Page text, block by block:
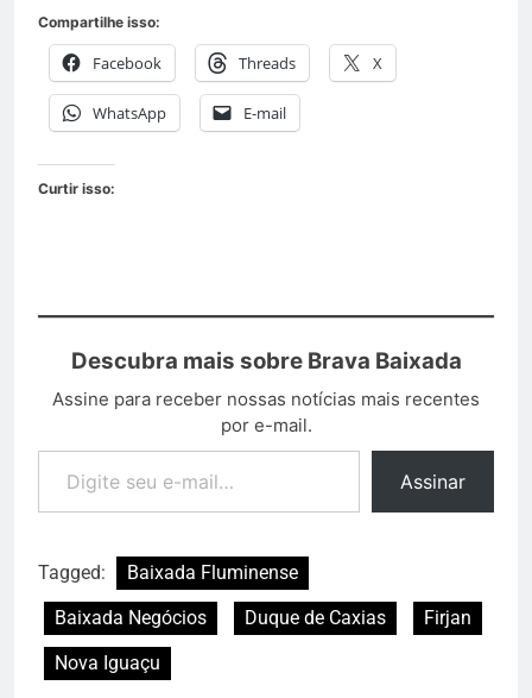
Compartilhe isso:
Facebook Threads X
WhatsApp E-mail
Curtir isso:
Descubra mais sobre Brava Baixada
Assine para receber nossas notícias mais recentes
por e-mail.
Assinar
Tagged:
Baixada Fluminense
Baixada Negócios
Duque de Caxias
Firjan
Nova Iguaçu